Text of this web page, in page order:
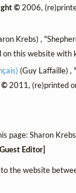
©2006,
Krebs) ,
this website with
(Guy Laffaille) ,
©2011, (re)printed
page: Sharon Krebs
Editor]
the website